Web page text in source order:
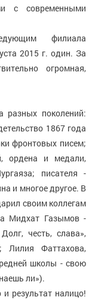
с современными
филиала
2015 г. один. За
огромная,
разных поколений:
1867 года
фронтовых писем;
ордена и медали,
писателя -
и многое другое. В
своим коллегам
Мидхат Газымов -
честь, слава»,
Лилия Фаттахова,
школы - свою
ли»).
результат налицо!